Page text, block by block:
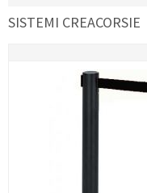
SISTEMI CREACORSIE